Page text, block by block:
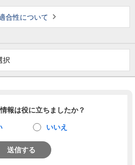
合性について
択
報は役に立ちましたか？
いいえ
送信する